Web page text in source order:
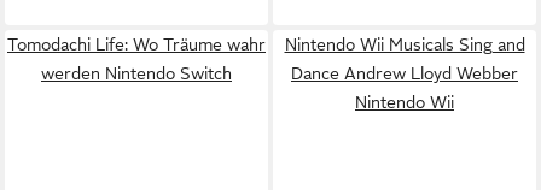
Tomodachi Life: Wo Träume wahr
werden Nintendo Switch
Nintendo Wii Musicals Sing and
Dance Andrew Lloyd Webber
Nintendo Wii